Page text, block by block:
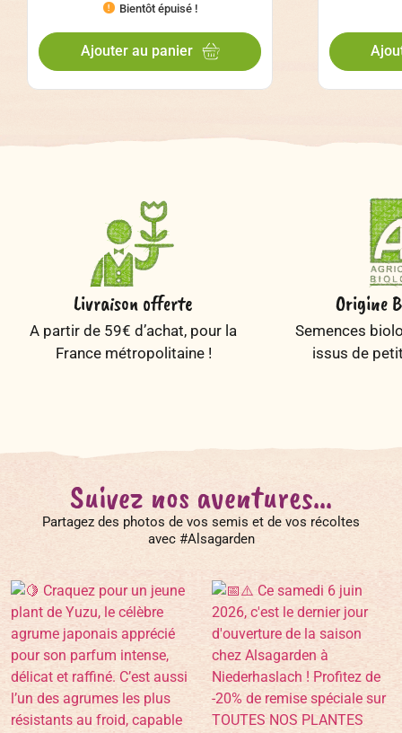
Bientôt épuisé !
Ajouter au panier
Livraison offerte
A partir de 59€ d’achat, pour la
France métropolitaine !
Origine
Semences
issus de
Suivez nos aventures...
Partagez des photos de vos semis et de vos récoltes
avec #Alsagarden